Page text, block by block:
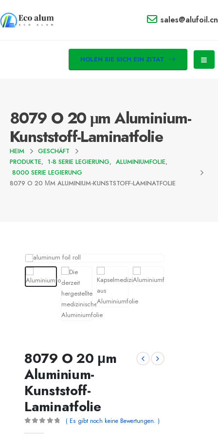
sales@alufoil.cn
HOLEN SIE SICH EIN ZITAT
8079 O 20 μm Aluminium-
Kunststoff-Laminatfolie
HEIM
GESCHÄFT
PRODUKTE, 1-8 SERIE LEGIERUNG, ALUMINIUMFOLIE,
8000 SERIE LEGIERUNG
8079 O 20 ΜM ALUMINIUM-KUNSTSTOFF-LAMINATFOLIE
8079 O 20 μm
Aluminium-
Kunststoff-
Laminatfolie
( Es gibt noch keine Bewertungen. )